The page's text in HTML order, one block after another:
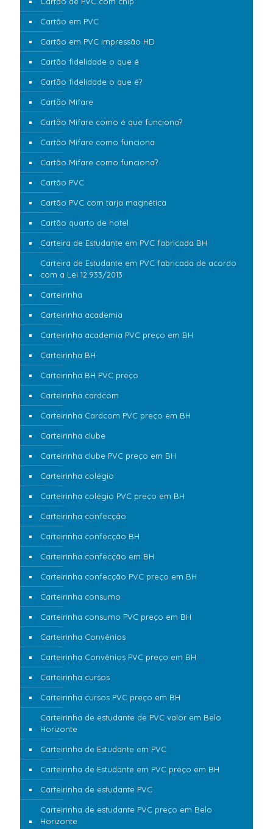
Cartão em PVC
Cartão em PVC impressão HD
Cartão fidelidade o que é
Cartão fidelidade o que é?
Cartão Mifare
Cartão Mifare como é que funciona?
Cartão Mifare como funciona
Cartão Mifare como funciona?
Cartão PVC
Cartão PVC com tarja magnética
Cartão quarto de hotel
Carteira de Estudante em PVC fabricada BH
Carteira de Estudante em PVC fabricada de acordo
com a Lei 12.933/2013
Carteirinha
Carteirinha academia
Carteirinha academia PVC preço em BH
Carteirinha BH
Carteirinha BH PVC preço
Carteirinha cardcom
Carteirinha Cardcom PVC preço em BH
Carteirinha clube
Carteirinha clube PVC preço em BH
Carteirinha colégio
Carteirinha colégio PVC preço em BH
Carteirinha confecção
Carteirinha confecção BH
Carteirinha confecção em BH
Carteirinha confecção PVC preço em BH
Carteirinha consumo
Carteirinha consumo PVC preço em BH
Carteirinha Convênios
Carteirinha Convênios PVC preço em BH
Carteirinha cursos
Carteirinha cursos PVC preço em BH
Carteirinha de estudante de PVC valor em Belo
Horizonte
Carteirinha de Estudante em PVC
Carteirinha de Estudante em PVC preço em BH
Carteirinha de estudante PVC
Carteirinha de estudante PVC preço em Belo
Horizonte